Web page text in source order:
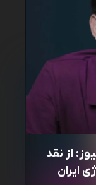
از نقد
ایران